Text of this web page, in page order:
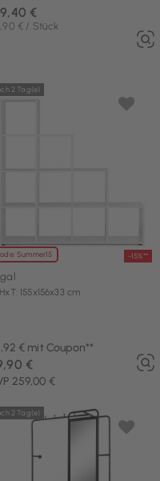
€
€ / Stück
Summer15 -15%**
2 Tag(e)
155x156x33 cm
€ mit Coupon**
259,00 €
€
2 Tag(e)